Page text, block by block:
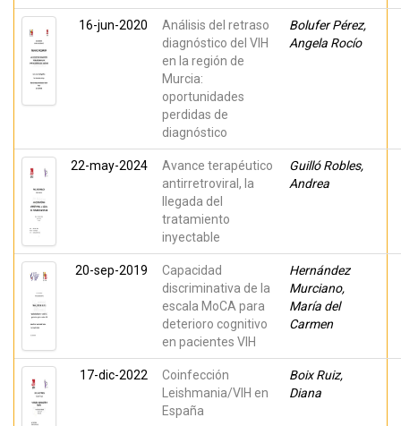
16-jun-2020
Análisis del retraso
diagnóstico del VIH
en la región de
Murcia:
oportunidades
perdidas de
diagnóstico
Bolufer Pérez,
Angela Rocío
22-may-2024
Avance terapéutico
antirretroviral, la
llegada del
tratamiento
inyectable
Guilló Robles,
Andrea
20-sep-2019
Capacidad
discriminativa de la
escala MoCA para
deterioro cognitivo
en pacientes VIH
Hernández
Murciano,
María del
Carmen
17-dic-2022
Coinfección
Leishmania/VIH en
España
Boix Ruiz,
Diana